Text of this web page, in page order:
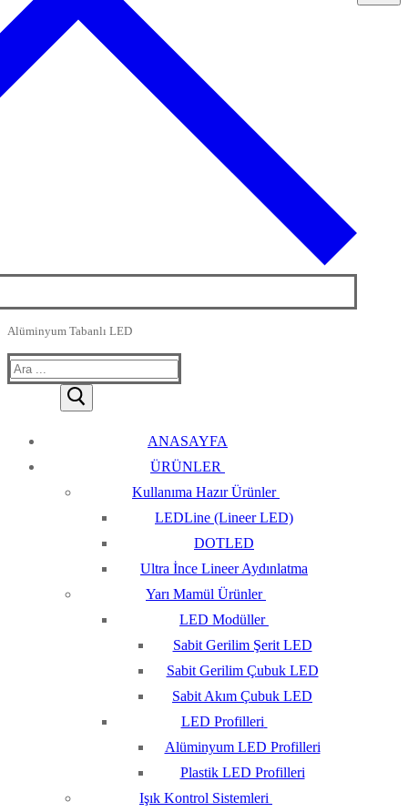
Alüminyum Tabanlı LED
Arama:
ANASAYFA
ÜRÜNLER
Kullanıma Hazır Ürünler
LEDLine (Lineer LED)
DOTLED
Ultra İnce Lineer Aydınlatma
Yarı Mamül Ürünler
LED Modüller
Sabit Gerilim Şerit LED
Sabit Gerilim Çubuk LED
Sabit Akım Çubuk LED
LED Profilleri
Alüminyum LED Profilleri
Plastik LED Profilleri
Işık Kontrol Sistemleri